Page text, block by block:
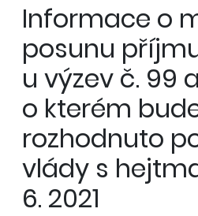
Informace o
posunu
u výzev č. 99 a
o kterém
rozhodnuto
vlády s
6. 2021